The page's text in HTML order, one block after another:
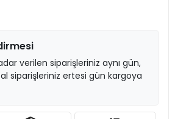
verilen siparişleriniz aynı gün,
siparişleriniz ertesi gün kargoya